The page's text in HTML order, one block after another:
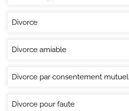
Divorce
Divorce amiable
Divorce par consentement mutuel
Divorce pour faute